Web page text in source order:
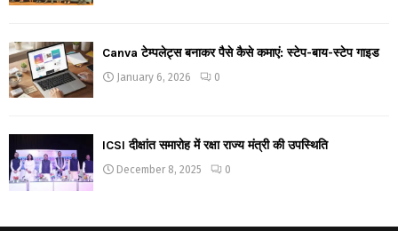
Canva टेम्पलेट्स बनाकर पैसे कैसे कमाएं: स्टेप-बाय-स्टेप गाइड
January 6, 2026 0
ICSI दीक्षांत समारोह में रक्षा राज्य मंत्री की उपस्थिति
December 8, 2025 0